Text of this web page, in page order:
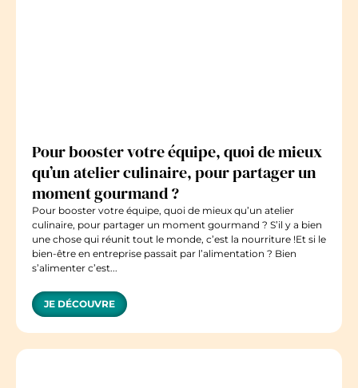
Pour booster votre équipe, quoi de mieux
qu’un atelier culinaire, pour partager un
moment gourmand ?
Pour booster votre équipe, quoi de mieux qu’un atelier
culinaire, pour partager un moment gourmand ? S’il y a bien
une chose qui réunit tout le monde, c’est la nourriture !Et si le
bien-être en entreprise passait par l’alimentation ? Bien
s’alimenter c’est...
JE DÉCOUVRE